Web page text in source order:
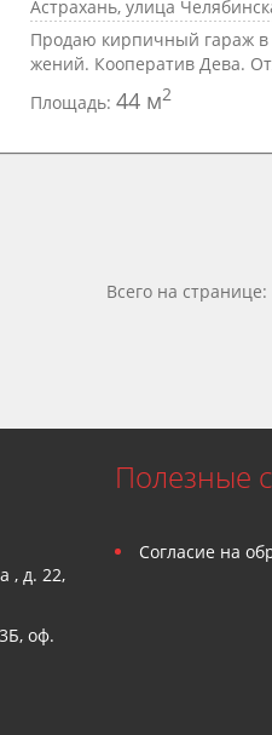
Астрахань, улица
Продаю кирпичный гараж в
жений. Кооператив Дева.
Площадь: 44 м2
Всего на странице:
, д. 22,
оф.
Полезные
Согласие на